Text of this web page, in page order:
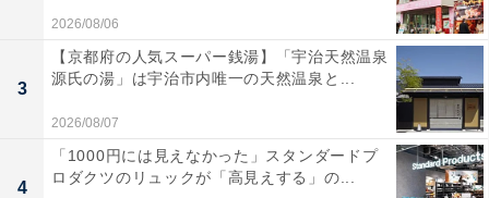
「神戸天空温泉 銀河の湯」の口コミは？
2026/08/06
3
【京都府の人気スーパー銭湯】「宇治天然温泉
源氏の湯」は宇治市内唯一の天然温泉と...
2026/08/07
4
「1000円には見えなかった」スタンダードプ
ロダクツのリュックが「高見えする」の...